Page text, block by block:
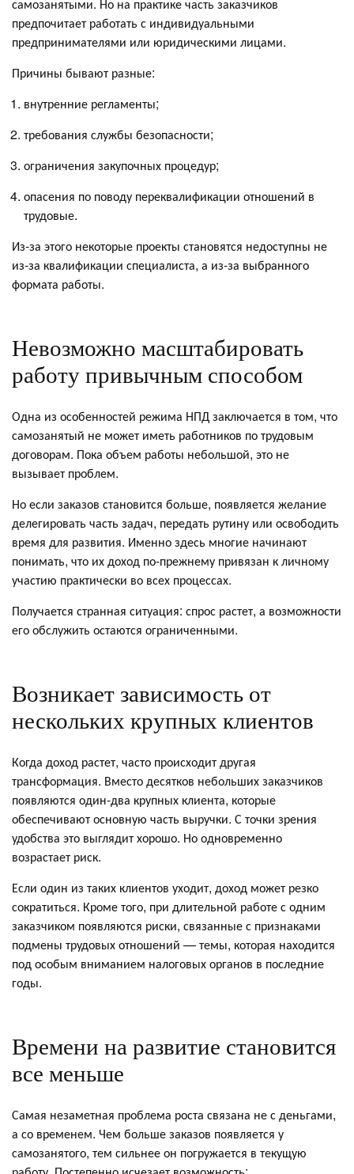
предпочитает работать с индивидуальными
предпринимателями или юридическими лицами.
Причины бывают разные:
внутренние регламенты;
требования службы безопасности;
ограничения закупочных процедур;
опасения по поводу переквалификации отношений в
трудовые.
Из-за этого некоторые проекты становятся недоступны не
из-за квалификации специалиста, а из-за выбранного
формата работы.
Невозможно масштабировать
работу привычным способом
Одна из особенностей режима НПД заключается в том, что
самозанятый не может иметь работников по трудовым
договорам. Пока объем работы небольшой, это не
вызывает проблем.
Но если заказов становится больше, появляется желание
делегировать часть задач, передать рутину или освободить
время для развития. Именно здесь многие начинают
понимать, что их доход по-прежнему привязан к личному
участию практически во всех процессах.
Получается странная ситуация: спрос растет, а возможности
его обслужить остаются ограниченными.
Возникает зависимость от
нескольких крупных клиентов
Когда доход растет, часто происходит другая
трансформация. Вместо десятков небольших заказчиков
появляются один-два крупных клиента, которые
обеспечивают основную часть выручки. С точки зрения
удобства это выглядит хорошо. Но одновременно
возрастает риск.
Если один из таких клиентов уходит, доход может резко
сократиться. Кроме того, при длительной работе с одним
заказчиком появляются риски, связанные с признаками
подмены трудовых отношений — темы, которая находится
под особым вниманием налоговых органов в последние
годы.
Времени на развитие становится
все меньше
Самая незаметная проблема роста связана не с деньгами,
а со временем. Чем больше заказов появляется у
самозанятого, тем сильнее он погружается в текущую